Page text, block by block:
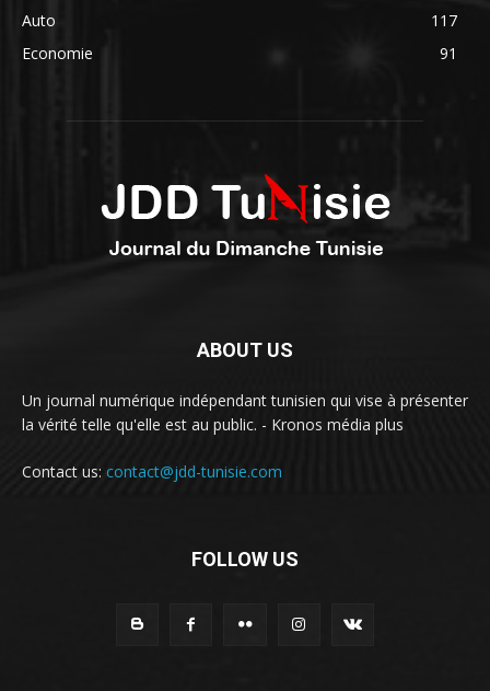
Auto
117
Economie
91
ABOUT US
Un journal numérique indépendant tunisien qui vise à présenter
la vérité telle qu'elle est au public. - Kronos média plus
Contact us: contact@jdd-tunisie.com
FOLLOW US